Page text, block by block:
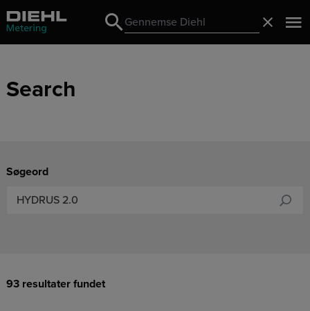
Search
Search
Search
Søgeord
93 resultater fundet